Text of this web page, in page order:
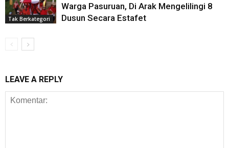
Tak Berkategori
Warga Pasuruan, Di Arak Mengelilingi 8
Dusun Secara Estafet
LEAVE A REPLY